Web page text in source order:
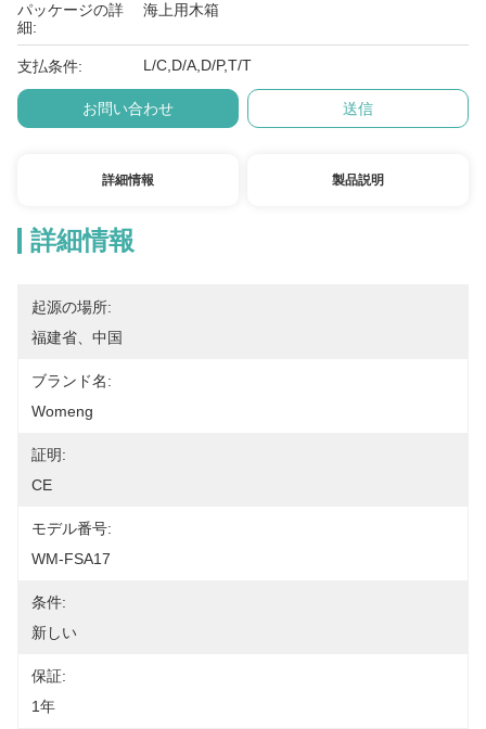
パッケージの詳
細:
海上用木箱
支払条件: L/C,D/A,D/P,T/T
お問い合わせ 送信
詳細情報 製品説明
詳細情報
起源の場所:
福建省、中国
ブランド名:
Womeng
証明:
CE
モデル番号:
WM-FSA17
条件:
新しい
保証:
1年